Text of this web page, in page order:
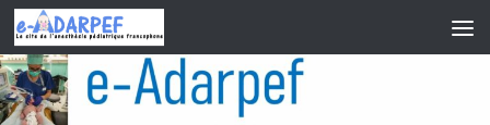
Skip to content